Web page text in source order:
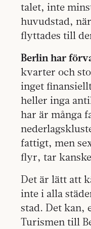
talet, inte
huvudstad,
flyttades till
Berlin har
kvarter och
inget
heller inga
har är många
fattigt, men
flyr, tar
Det är lätt att
inte i alla
stad. Det kan,
Turismen till